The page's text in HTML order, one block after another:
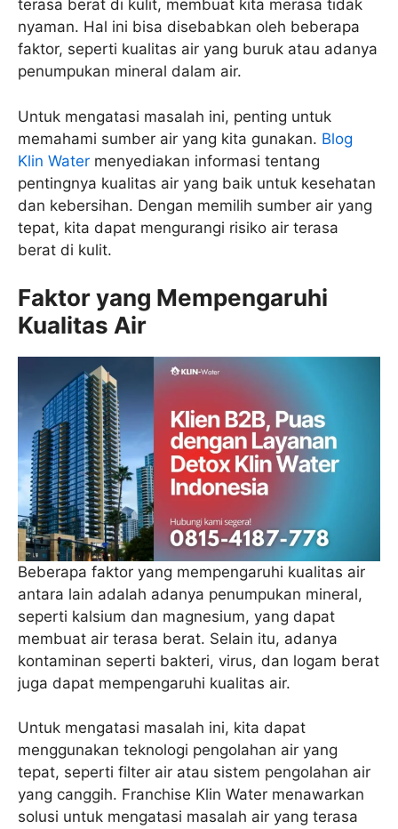
terasa berat di kulit, membuat kita merasa tidak
nyaman. Hal ini bisa disebabkan oleh beberapa
faktor, seperti kualitas air yang buruk atau adanya
penumpukan mineral dalam air.
Untuk mengatasi masalah ini, penting untuk
memahami sumber air yang kita gunakan. Blog
Klin Water menyediakan informasi tentang
pentingnya kualitas air yang baik untuk kesehatan
dan kebersihan. Dengan memilih sumber air yang
tepat, kita dapat mengurangi risiko air terasa
berat di kulit.
Faktor yang Mempengaruhi
Kualitas Air
Beberapa faktor yang mempengaruhi kualitas air
antara lain adalah adanya penumpukan mineral,
seperti kalsium dan magnesium, yang dapat
membuat air terasa berat. Selain itu, adanya
kontaminan seperti bakteri, virus, dan logam berat
juga dapat mempengaruhi kualitas air.
Untuk mengatasi masalah ini, kita dapat
menggunakan teknologi pengolahan air yang
tepat, seperti filter air atau sistem pengolahan air
yang canggih. Franchise Klin Water menawarkan
solusi untuk mengatasi masalah air yang terasa